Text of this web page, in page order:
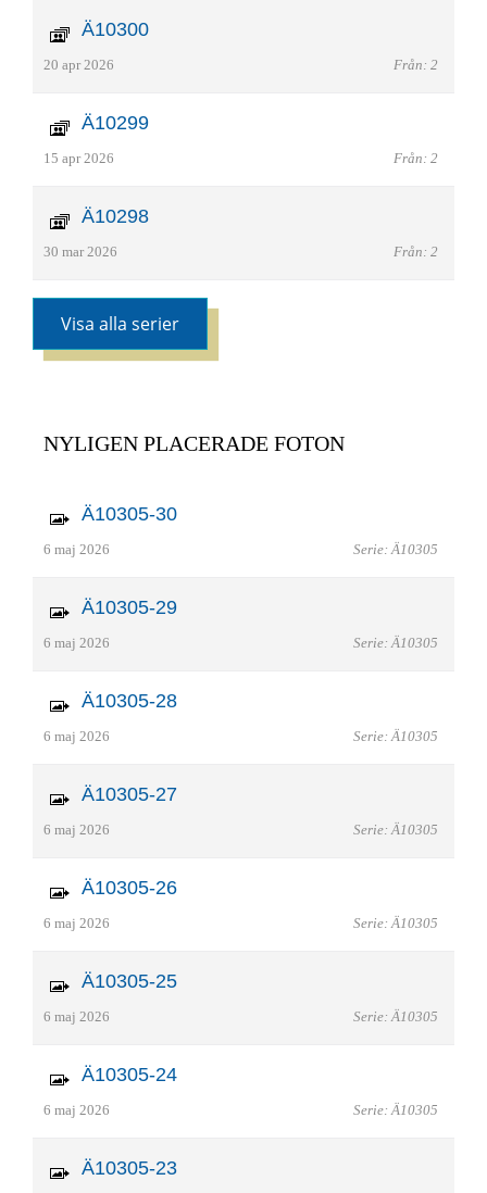
Ä10300
20 apr 2026 Från: 2
Ä10299
15 apr 2026 Från: 2
Ä10298
30 mar 2026 Från: 2
Visa alla serier
NYLIGEN PLACERADE FOTON
Ä10305-30
6 maj 2026 Serie: Ä10305
Ä10305-29
6 maj 2026 Serie: Ä10305
Ä10305-28
6 maj 2026 Serie: Ä10305
Ä10305-27
6 maj 2026 Serie: Ä10305
Ä10305-26
6 maj 2026 Serie: Ä10305
Ä10305-25
6 maj 2026 Serie: Ä10305
Ä10305-24
6 maj 2026 Serie: Ä10305
Ä10305-23